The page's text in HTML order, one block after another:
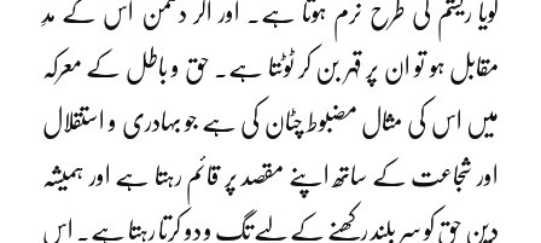
گویا ریشم کی طرح نرم ہوتا ہے۔ اور اگر دشمن اس کے مدِ
مقابل ہو تو ان پر قہر بن کر ٹوٹتا ہے۔ حق و باطل کے معرکہ
میں اس کی مثال مضبوط چٹان کی ہے جو بہادری و استقلال
اور شجاعت کے ساتھ اپنے مقصد پر قائم رہتا ہے اور ہمیشہ
دینِ حق کو سر بلند رکھنے کے لیے تگ و دو کرتا رہتا ہے۔ اس